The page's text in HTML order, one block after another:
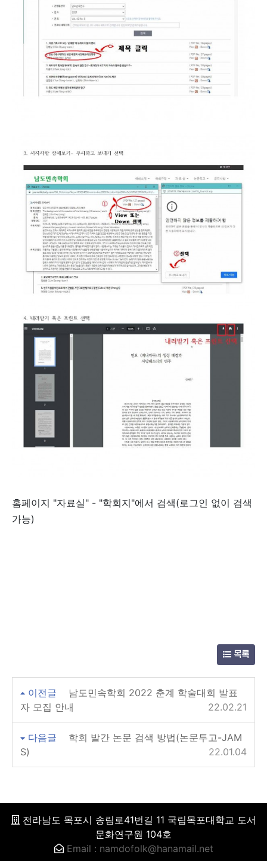
홈페이지 "자료실" - "학회지"에서 검색(로그인 없이 검색
가능)
목록
이전글
남도민속학회 2022 춘계 학술대회 발표
자 모집 안내
22.02.21
다음글
학회 발간 논문 검색 방법(논문투고-JAM
S)
22.01.04
전라남도 목포시 송림로41번길 11 국립목포대학교 도서
문화연구원 104호
Email : namdofolk@hanamail.net